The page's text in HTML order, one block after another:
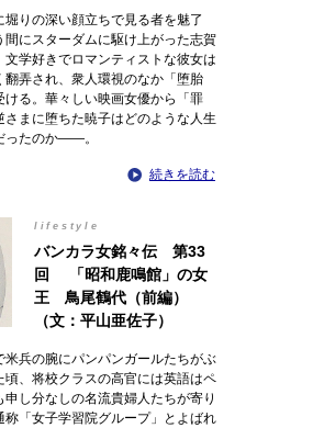
堀りの深い顔立ちで見る者を魅了
間にスターダムに駆け上がった志賀
文学好きでロマンティストな彼女は
翻弄され、衆人環視のなか「堕胎
ける。華々しい映画女優から「罪
さまに堕ちた暁子はどのような人生
ったのか――。
続きを読む
lifestyle
バンカラ女銘々伝 第33
回 「昭和鹿鳴館」の女
王 鳥尾鶴代（前編）
（文：平山亜佐子）
米兵の腕にパンパンガールたちがぶ
頃、将校クラスの高官には英語はペ
申し分なしの名流貴婦人たちが寄り
称「女子学習院グループ」とよばれ